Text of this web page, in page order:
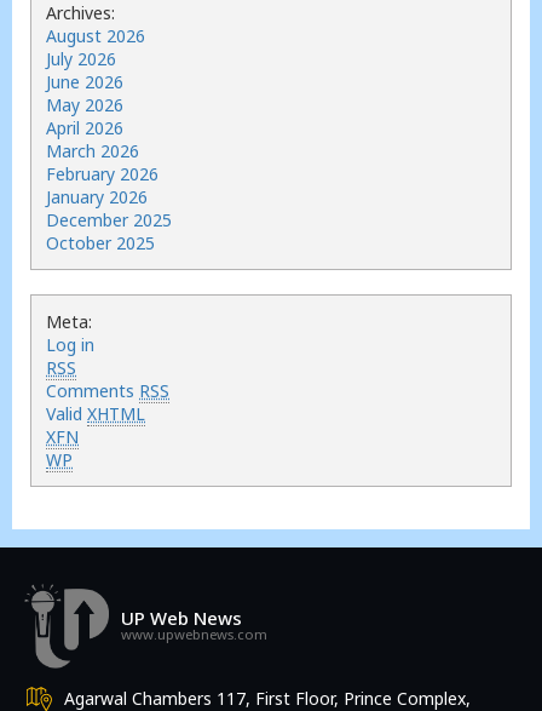
Archives:
August 2026
July 2026
June 2026
May 2026
April 2026
March 2026
February 2026
January 2026
December 2025
October 2025
Meta:
Log in
RSS
Comments RSS
Valid XHTML
XFN
WP
UP Web News
www.upwebnews.com
Agarwal Chambers 117, First Floor, Prince Complex,